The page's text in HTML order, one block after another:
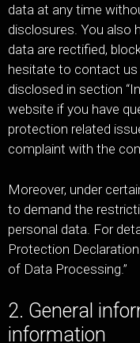
data at any time
disclosures. You also
data are rectified,
hesitate to contact us
disclosed in section
website if you have
protection related
complaint with the
Moreover, under
to demand the
personal data. For
Protection
of Data Processing.”
2. General
information